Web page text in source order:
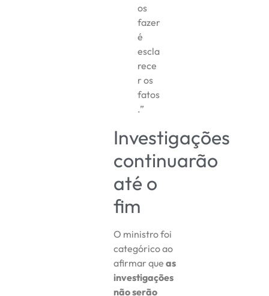
os
fazer
é
escla
rece
r os
fatos
.”
Investigações
continuarão
até o
fim
O ministro foi
categórico ao
afirmar que as
investigações
não serão